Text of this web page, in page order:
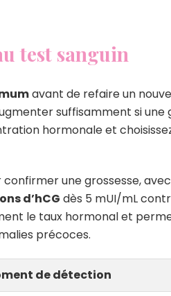
test sanguin
avant de refaire un
suffisamment si une
hormonale et
une grossesse,
d’hCG dès 5 mUI/mL
le taux hormonal et
précoces.
de détection